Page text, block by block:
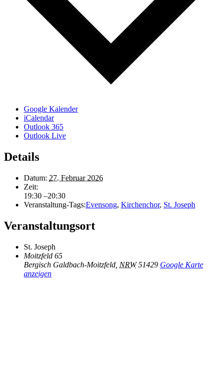
Google Kalender
iCalendar
Outlook 365
Outlook Live
Details
Datum: 27. Februar 2026
Zeit:
19:30 –20:30
Veranstaltung-Tags:Evensong, Kirchenchor, St. Joseph
Veranstaltungsort
St. Joseph
Moitzfeld 65
Bergisch Galdbach-Moitzfeld NRW 51429 Google Karte
anzeigen